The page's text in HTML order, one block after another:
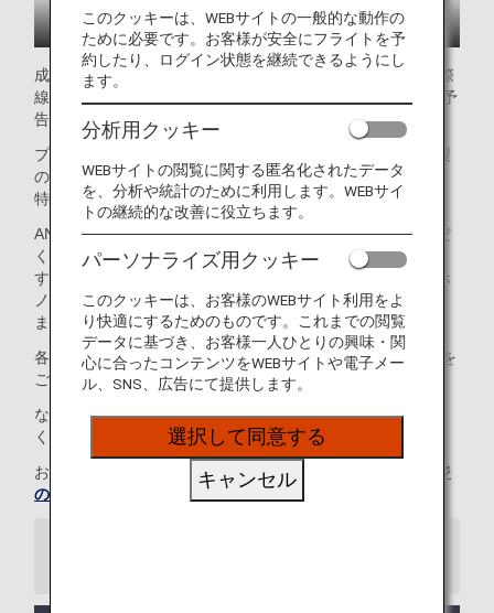
成田・羽田・ホノルル（ダニエル.K.イノウエ国際）空港国際
線の「ANA LOUNGE」のイメージです。ご提供サービスは予
告なく変更となる場合があります。
プライベートな空間で出発前の時間を有効活用。シェフ特製
の料理とドリンクを楽しみながら、空港での時間を快適で、
特別な体験に。
ANAウェブサイトでラウンジ利用料を事前にお支払いいただ
くことで、対象ラウンジをお得な料金でご利用いただけま
す。有料ラウンジは、日本の羽田空港と成田空港に加え、ホ
ノルルのダニエル・K・イノウエ国際空港でご利用いただけ
ます。
各ラウンジ内ではお飲物やWi-Fiなど、さまざまなサービスを
ご提供しております。
なお、ANA SUITE LOUNGEは対象外となりますのでご注意
ください。
お食事メニューやサービスの詳細につきましては、
ラウンジ
のご案内
をご覧ください。
このクッキーは、WEBサイトの一般的な動作の
ために必要です。お客様が安全にフライトを予
約したり、ログイン状態を継続できるようにし
ます。
分析用クッキー
WEBサイトの閲覧に関する匿名化されたデータ
を、分析や統計のために利用します。WEBサイ
トの継続的な改善に役立ちます。
パーソナライズ用クッキー
このクッキーは、お客様のWEBサイト利用をよ
り快適にするためのものです。これまでの閲覧
データに基づき、お客様一人ひとりの興味・関
心に合ったコンテンツをWEBサイトや電子メー
ル、SNS、広告にて提供します。
選択して同意する
キャンセル